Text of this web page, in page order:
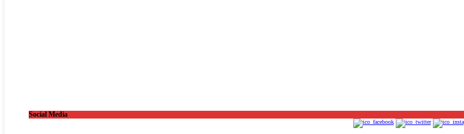
Social Media